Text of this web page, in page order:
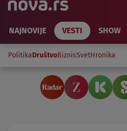
NAJNOVIJE VESTI SHOW
PolitikaDruštvoBiznisSvetHronika